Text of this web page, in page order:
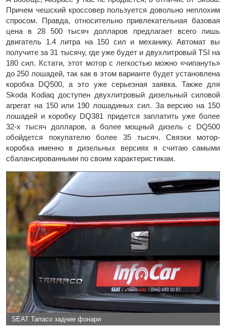
Причем чешский кроссовер пользуется довольно неплохим
спросом. Правда, относительно привлекательная базовая
цена в 28 500 тысяч долларов предлагает всего лишь
двигатель 1.4 литра на 150 сил и механику. Автомат вы
получите за 31 тысячу, где уже будет и двухлитровый TSI на
180 сил. Кстати, этот мотор с легкостью можно «чипануть»
до 250 лошадей, так как в этом варианте будет установлена
коробка DQ500, а это уже серьезная заявка. Также для
Skoda Kodiaq доступен двухлитровый дизельный силовой
агрегат на 150 или 190 лошадиных сил. За версию на 150
лошадей и коробку DQ381 придется заплатить уже более
32-х тысяч долларов, а более мощный дизель с DQ500
обойдется покупателю более 35 тысяч. Связки мотор-
коробка именно в дизельных версиях я считаю самыми
сбалансированными по своим характеристикам.
SEAT Tarraco задние фонари